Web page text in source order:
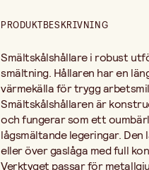
viktigt vid arbete med flytande
arbetsstation för smältning och
PRODUKTBESKRIVNING
Smältskålshållare i robust
smältning. Hållaren har en
värmekälla för trygg
Smältskålshållaren är
och fungerar som ett
lågsmältande legeringar.
eller över gaslåga med full
Verktyget passar för